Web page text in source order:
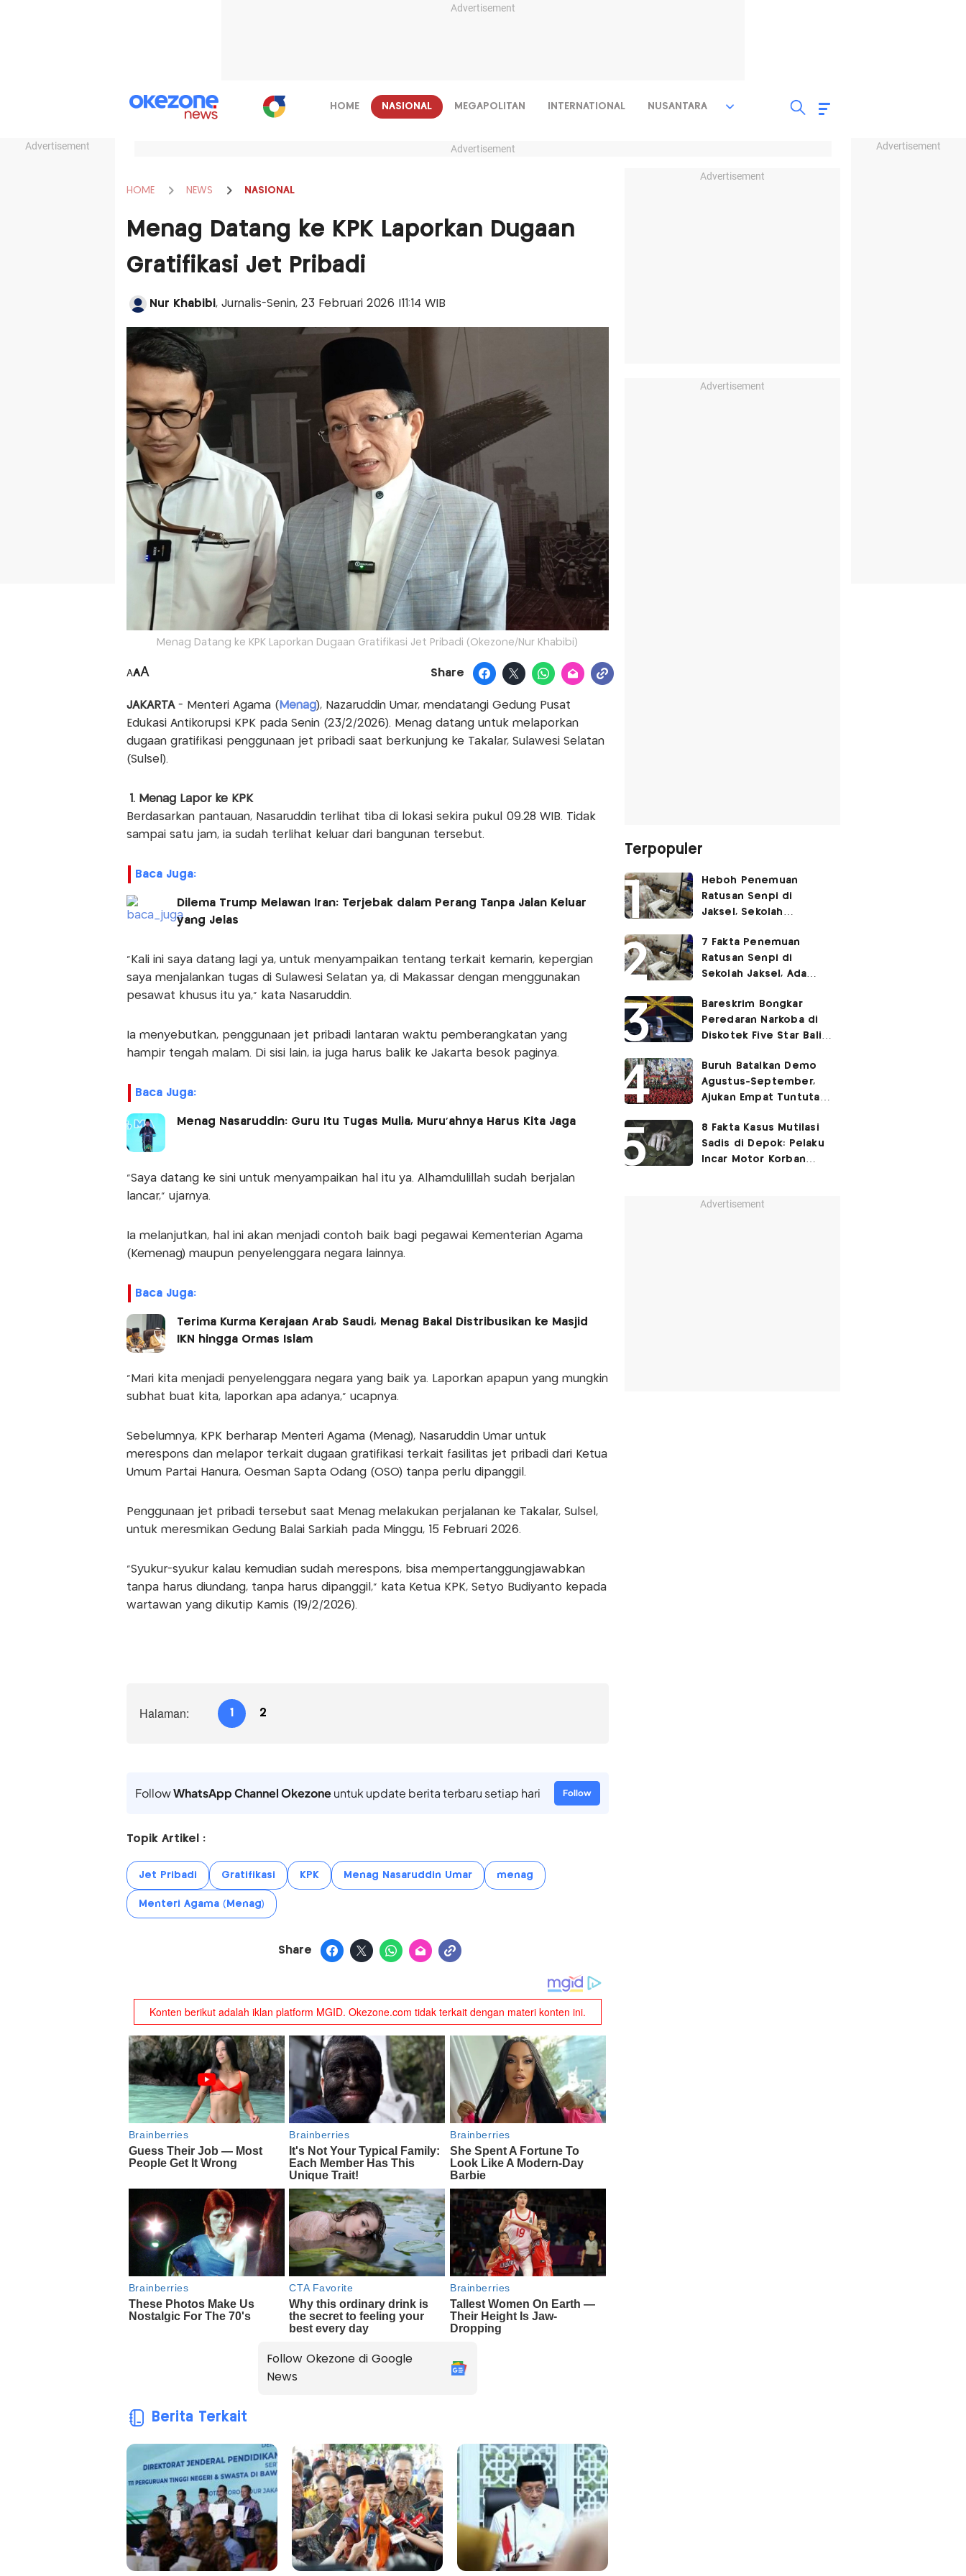
Advertisement
Advertisement Advertisement
HOME NASIONAL MEGAPOLITAN INTERNATIONAL NUSANTARA
Advertisement
HOME NEWS NASIONAL
Menag Datang ke KPK Laporkan Dugaan
Gratifikasi Jet Pribadi
Nur Khabibi, Jurnalis-Senin, 23 Februari 2026 |11:14 WIB
Menag Datang ke KPK Laporkan Dugaan Gratifikasi Jet Pribadi (Okezone/Nur Khabibi)
AAA Share
JAKARTA- Menteri Agama ( Menag), Nazaruddin Umar, mendatangi Gedung Pusat
Edukasi Antikorupsi KPK pada Senin (23/2/2026). Menag datang untuk melaporkan
dugaan gratifikasi penggunaan jet pribadi saat berkunjung ke Takalar, Sulawesi Selatan
(Sulsel).
1. Menag Lapor ke KPK
Berdasarkan pantauan, Nasaruddin terlihat tiba di lokasi sekira pukul 09.28 WIB. Tidak
sampai satu jam, ia sudah terlihat keluar dari bangunan tersebut.
Baca Juga:
Dilema Trump Melawan Iran: Terjebak dalam Perang Tanpa Jalan Keluar
yang Jelas
"Kali ini saya datang lagi ya, untuk menyampaikan tentang terkait kemarin, kepergian
saya menjalankan tugas di Sulawesi Selatan ya, di Makassar dengan menggunakan
pesawat khusus itu ya," kata Nasaruddin.
Ia menyebutkan, penggunaan jet pribadi lantaran waktu pemberangkatan yang
hampir tengah malam. Di sisi lain, ia juga harus balik ke Jakarta besok paginya.
Baca Juga:
Menag Nasaruddin: Guru Itu Tugas Mulia, Muru’ahnya Harus Kita Jaga
"Saya datang ke sini untuk menyampaikan hal itu ya. Alhamdulillah sudah berjalan
lancar," ujarnya.
Ia melanjutkan, hal ini akan menjadi contoh baik bagi pegawai Kementerian Agama
(Kemenag) maupun penyelenggara negara lainnya.
Baca Juga:
Terima Kurma Kerajaan Arab Saudi, Menag Bakal Distribusikan ke Masjid
IKN hingga Ormas Islam
"Mari kita menjadi penyelenggara negara yang baik ya. Laporkan apapun yang mungkin
subhat buat kita, laporkan apa adanya," ucapnya.
Sebelumnya, KPK berharap Menteri Agama (Menag), Nasaruddin Umar untuk
merespons dan melapor terkait dugaan gratifikasi terkait fasilitas jet pribadi dari Ketua
Umum Partai Hanura, Oesman Sapta Odang (OSO) tanpa perlu dipanggil.
Penggunaan jet pribadi tersebut saat Menag melakukan perjalanan ke Takalar, Sulsel,
untuk meresmikan Gedung Balai Sarkiah pada Minggu, 15 Februari 2026.
"Syukur-syukur kalau kemudian sudah merespons, bisa mempertanggungjawabkan
tanpa harus diundang, tanpa harus dipanggil," kata Ketua KPK, Setyo Budiyanto kepada
wartawan yang dikutip Kamis (19/2/2026).
Halaman: 1 2
FollowWhatsApp Channel Okezoneuntuk update berita terbaru setiap hari Follow
Topik Artikel :
Jet Pribadi Gratifikasi KPK Menag Nasaruddin Umar menag
Menteri Agama (Menag)
Share
Follow Okezone di Google
News
Berita Terkait
Advertisement
Advertisement
Terpopuler
Heboh Penemuan
Ratusan Senpi di
Jaksel, Sekolah
Kegiatan Eskul
Menembak
7 Fakta Penemuan
Ratusan Senpi di
Sekolah Jaksel, Ada
Ruang Bunker
Bareskrim Bongkar
Peredaran Narkoba di
Diskotek Five Star Bali,
Buruh Batalkan Demo
Agustus-September,
Ajukan Empat Tuntutan
8 Fakta Kasus Mutilasi
Sadis di Depok: Pelaku
Incar Motor Korban
Advertisement